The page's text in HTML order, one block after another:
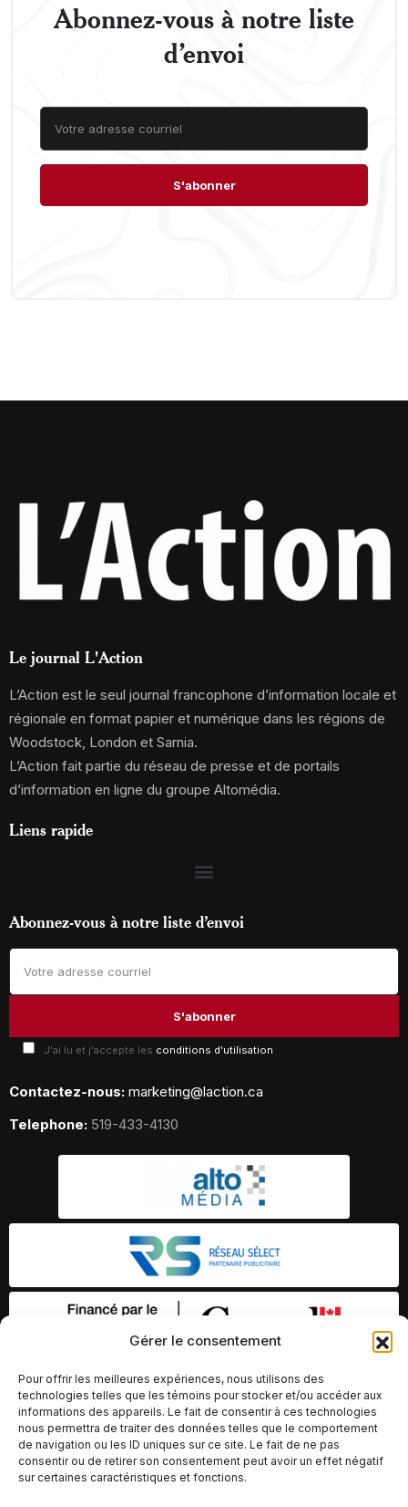
Gérer le consentement
Pour offrir les meilleures expériences, nous utilisons des
technologies telles que les témoins pour stocker et/ou accéder aux
informations des appareils. Le fait de consentir à ces technologies
nous permettra de traiter des données telles que le comportement
de navigation ou les ID uniques sur ce site. Le fait de ne pas
consentir ou de retirer son consentement peut avoir un effet négatif
sur certaines caractéristiques et fonctions.
Abonnez-vous à notre liste
d’envoi
Le journal L'Action
L’Action est le seul journal francophone d’information locale et
régionale en format papier et numérique dans les régions de
Woodstock, London et Sarnia.
L’Action fait partie du réseau de presse et de portails
d’information en ligne du groupe Altomédia.
Liens rapide
Abonnez-vous à notre liste d’envoi
J'ai lu et j'accepte les conditions d'utilisation
Contactez-nous: marketing@laction.ca
Telephone: 519-433-4130